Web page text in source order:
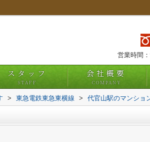
営業時間
スタッフ
STAFF
会社概要
COMPANY
> 東急電鉄東急東横線 > 代官山駅のマンショ